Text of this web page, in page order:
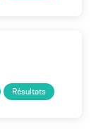
Résultats